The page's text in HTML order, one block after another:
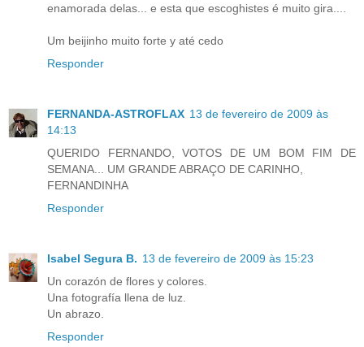
enamorada delas... e esta que escoghistes é muito gira....
Um beijinho muito forte y até cedo
Responder
FERNANDA-ASTROFLAX 13 de fevereiro de 2009 às
14:13
QUERIDO FERNANDO, VOTOS DE UM BOM FIM DE
SEMANA... UM GRANDE ABRAÇO DE CARINHO,
FERNANDINHA
Responder
Isabel Segura B. 13 de fevereiro de 2009 às 15:23
Un corazón de flores y colores.
Una fotografía llena de luz.
Un abrazo.
Responder